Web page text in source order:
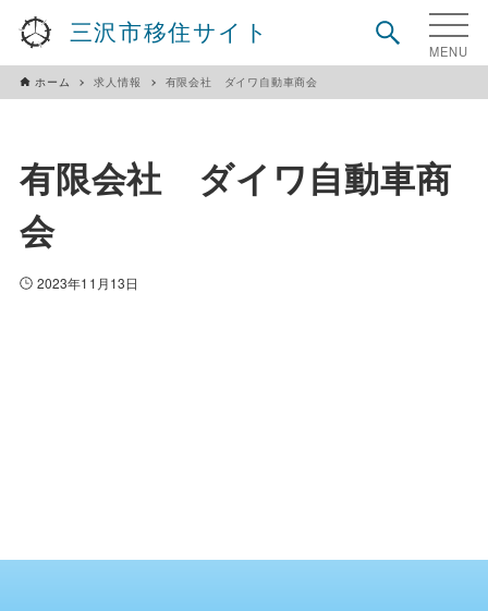
三沢市移住サイト
ホーム 求人情報 有限会社 ダイワ自動車商会
有限会社 ダイワ自動車商
会
2023年11月13日